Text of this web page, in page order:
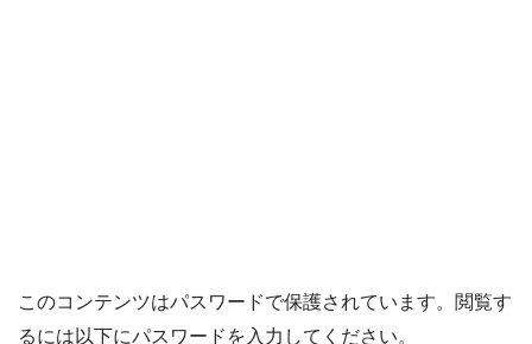
このコンテンツはパスワードで保護されています。閲覧す
るには以下にパスワードを入力してください。